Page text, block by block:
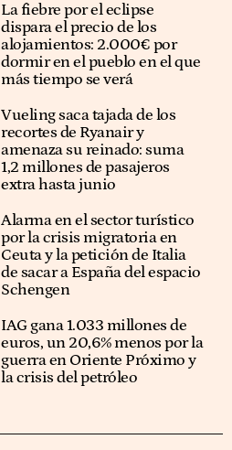
La fiebre por el eclipse
dispara el precio de los
alojamientos: 2.000€ por
dormir en el pueblo en el que
más tiempo se verá
Vueling saca tajada de los
recortes de Ryanair y
amenaza su reinado: suma
1,2 millones de pasajeros
extra hasta junio
Alarma en el sector turístico
por la crisis migratoria en
Ceuta y la petición de Italia
de sacar a España del espacio
Schengen
IAG gana 1.033 millones de
euros, un 20,6% menos por la
guerra en Oriente Próximo y
la crisis del petróleo